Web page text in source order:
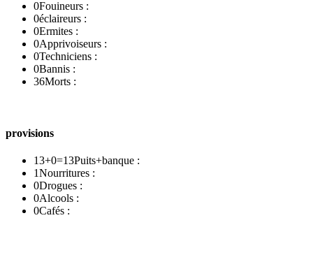
0Fouineurs :
0éclaireurs :
0Ermites :
0Apprivoiseurs :
0Techniciens :
0Bannis :
36Morts :
provisions
13+0=13Puits+banque :
1Nourritures :
0Drogues :
0Alcools :
0Cafés :